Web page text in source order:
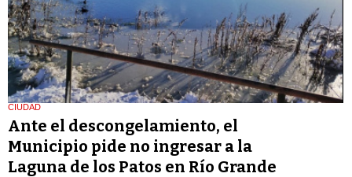
CIUDAD
Ante el descongelamiento, el
Municipio pide no ingresar a la
Laguna de los Patos en Río Grande